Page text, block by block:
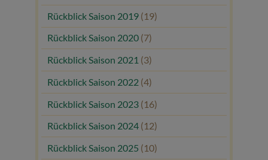
Rückblick Saison 2019 (19)
Rückblick Saison 2020 (7)
Rückblick Saison 2021 (3)
Rückblick Saison 2022 (4)
Rückblick Saison 2023 (16)
Rückblick Saison 2024 (12)
Rückblick Saison 2025 (10)